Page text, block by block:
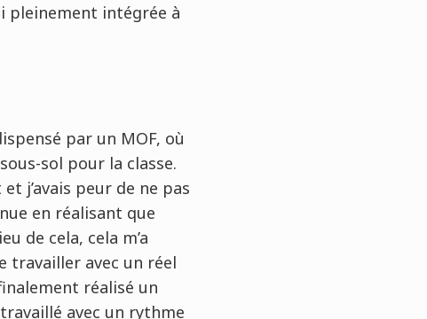
pleinement intégrée à
par un MOF, où
sol pour la classe.
j’avais peur de ne pas
en réalisant que
de cela, cela m’a
travailler avec un réel
réalisé un
avec un rythme